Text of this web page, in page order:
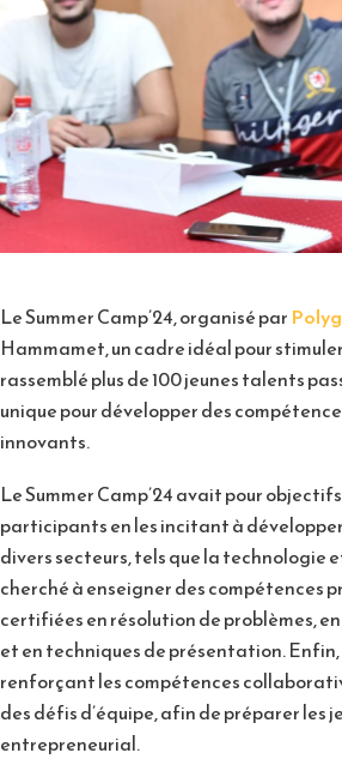
Le Summer Camp’24, organisé par
Hammamet, un cadre idéal pour
rassemblé plus de 100 jeunes talents
unique pour développer des
innovants.
Le Summer Camp’24 avait pour
participants en les incitant à
divers secteurs, tels que la technologie
cherché à enseigner des compétences
certifiées en résolution de problèmes,
et en techniques de présentation.
renforçant les compétences
des défis d’équipe, afin de préparer les
entrepreneurial.